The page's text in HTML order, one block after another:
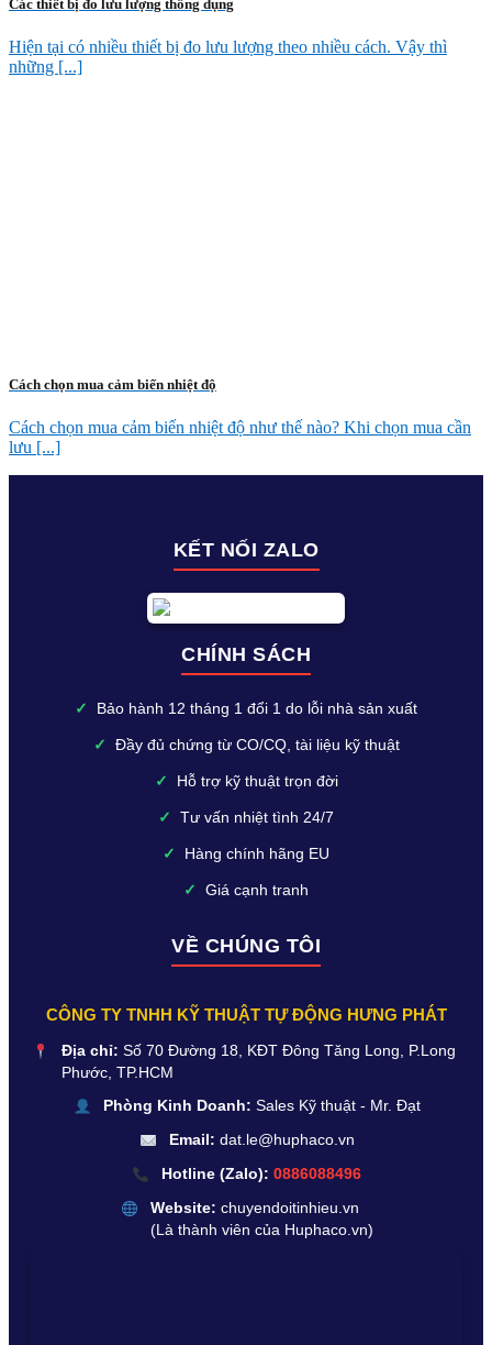
Các thiết bị đo lưu lượng thông dụng
Hiện tại có nhiều thiết bị đo lưu lượng theo nhiều cách. Vậy thì
những [...]
Cách chọn mua cảm biến nhiệt độ
Cách chọn mua cảm biến nhiệt độ như thế nào? Khi chọn mua cần
lưu [...]
KẾT NỐI ZALO
CHÍNH SÁCH
✓ Bảo hành 12 tháng 1 đổi 1 do lỗi nhà sản xuất
✓ Đầy đủ chứng từ CO/CQ, tài liệu kỹ thuật
✓ Hỗ trợ kỹ thuật trọn đời
✓ Tư vấn nhiệt tình 24/7
✓ Hàng chính hãng EU
✓ Giá cạnh tranh
VỀ CHÚNG TÔI
CÔNG TY TNHH KỸ THUẬT TỰ ĐỘNG HƯNG PHÁT
Địa chỉ: Số 70 Đường 18, KĐT Đông Tăng Long, P.Long
Phước, TP.HCM
Phòng Kinh Doanh: Sales Kỹ thuật - Mr. Đạt
Email: dat.le@huphaco.vn
Hotline (Zalo): 0886088496
Website: chuyendoitinhieu.vn
(Là thành viên của Huphaco.vn)